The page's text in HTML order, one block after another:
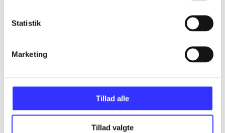
Statistik
Marketing
Tillad alle
Tillad valgte
...